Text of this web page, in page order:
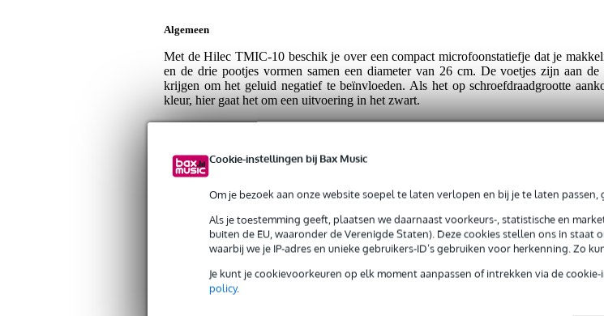
Cookie-instellingen bij Bax Music
Om je bezoek aan onze website soepel te laten verlopen en bij je te laten passen,
Als je toestemming geeft, plaatsen we daarnaast voorkeurs-, statistische en
buiten de EU, waaronder de Verenigde Staten). Deze cookies stellen ons in
waarbij we je IP-adres en unieke gebruikers-ID’s gebruiken voor herkenning. Zo
Je kunt je cookievoorkeuren op elk moment aanpassen of intrekken via de
policy.
Algemeen
Met de Hilec TMIC-10 beschik je over een compact microfoonstatiefje dat je
en de drie pootjes vormen samen een diameter van 26 cm. De voetjes zijn aan
krijgen om het geluid negatief te beïnvloeden. Als het op schroefdraadgrootte
kleur, hier gaat het om een uitvoering in het zwart.
Productkenmerken
Aantal statieven
1
Duurzaamheid product
niet gespecificeerd
Gewicht microfoonstatief
0 - 1 kg
nee
Hoogte verstelbaar